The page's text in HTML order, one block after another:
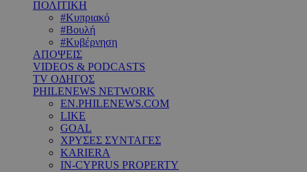
ΠΟΛΙΤΙΚΗ
#Κυπριακό
#Βουλή
#Κυβέρνηση
ΑΠΟΨΕΙΣ
VIDEOS & PODCASTS
TV ΟΔΗΓΟΣ
PHILENEWS NETWORK
EN.PHILENEWS.COM
LIKE
GOAL
ΧΡΥΣΕΣ ΣΥΝΤΑΓΕΣ
KARIERA
IN-CYPRUS PROPERTY